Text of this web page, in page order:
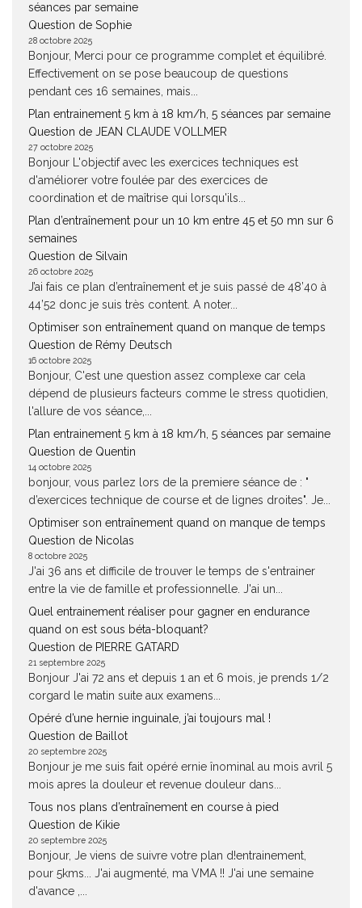
séances par semaine
Question de Sophie
28 octobre 2025
Bonjour, Merci pour ce programme complet et équilibré.
Effectivement on se pose beaucoup de questions
pendant ces 16 semaines, mais...
Plan entrainement 5 km à 18 km/h, 5 séances par semaine
Question de JEAN CLAUDE VOLLMER
27 octobre 2025
Bonjour L'objectif avec les exercices techniques est
d'améliorer votre foulée par des exercices de
coordination et de maîtrise qui lorsqu'ils...
Plan d’entraînement pour un 10 km entre 45 et 50 mn sur 6
semaines
Question de Silvain
26 octobre 2025
J’ai fais ce plan d’entraînement et je suis passé de 48’40 à
44’52 donc je suis très content. A noter...
Optimiser son entraînement quand on manque de temps
Question de Rémy Deutsch
16 octobre 2025
Bonjour, C'est une question assez complexe car cela
dépend de plusieurs facteurs comme le stress quotidien,
l'allure de vos séance,...
Plan entrainement 5 km à 18 km/h, 5 séances par semaine
Question de Quentin
14 octobre 2025
bonjour, vous parlez lors de la premiere séance de : "
d’exercices technique de course et de lignes droites". Je...
Optimiser son entraînement quand on manque de temps
Question de Nicolas
8 octobre 2025
J'ai 36 ans et difficile de trouver le temps de s'entrainer
entre la vie de famille et professionnelle. J'ai un...
Quel entrainement réaliser pour gagner en endurance
quand on est sous béta-bloquant?
Question de PIERRE GATARD
21 septembre 2025
Bonjour J'ai 72 ans et depuis 1 an et 6 mois, je prends 1/2
corgard le matin suite aux examens...
Opéré d’une hernie inguinale, j’ai toujours mal !
Question de Baillot
20 septembre 2025
Bonjour je me suis fait opéré ernie înominal au mois avril 5
mois apres la douleur et revenue douleur dans...
Tous nos plans d’entraînement en course à pied
Question de Kikie
20 septembre 2025
Bonjour, Je viens de suivre votre plan d!entrainement,
pour 5kms... J'ai augmenté, ma VMA !! J'ai une semaine
d'avance ,...